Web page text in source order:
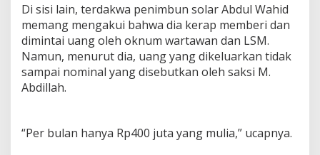
Di sisi lain, terdakwa penimbun solar Abdul Wahid
memang mengakui bahwa dia kerap memberi dan
dimintai uang oleh oknum wartawan dan LSM.
Namun, menurut dia, uang yang dikeluarkan tidak
sampai nominal yang disebutkan oleh saksi M.
Abdillah.
“Per bulan hanya Rp400 juta yang mulia,” ucapnya.